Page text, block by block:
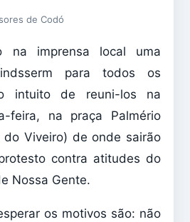
de Codó
na imprensa local uma
para todos os
intuito de reuni-los na
feira, na praça Palmério
do Viveiro) de onde sairão
contra atitudes do
Nossa Gente.
os motivos são: não